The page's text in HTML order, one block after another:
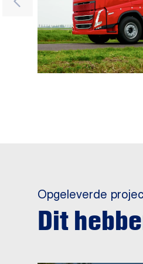
Opgeleverde
Dit